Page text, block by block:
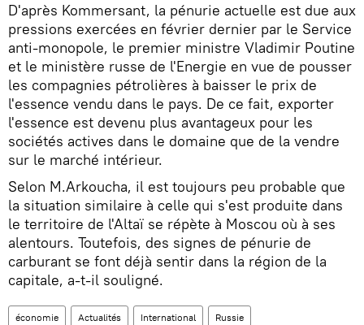
D'après Kommersant, la pénurie actuelle est due aux
pressions exercées en février dernier par le Service
anti-monopole, le premier ministre Vladimir Poutine
et le ministère russe de l'Energie en vue de pousser
les compagnies pétrolières à baisser le prix de
l'essence vendu dans le pays. De ce fait, exporter
l'essence est devenu plus avantageux pour les
sociétés actives dans le domaine que de la vendre
sur le marché intérieur.
Selon M.Arkoucha, il est toujours peu probable que
la situation similaire à celle qui s'est produite dans
le territoire de l'Altaï se répète à Moscou où à ses
alentours. Toutefois, des signes de pénurie de
carburant se font déjà sentir dans la région de la
capitale, a-t-il souligné.
économie Actualités International Russie